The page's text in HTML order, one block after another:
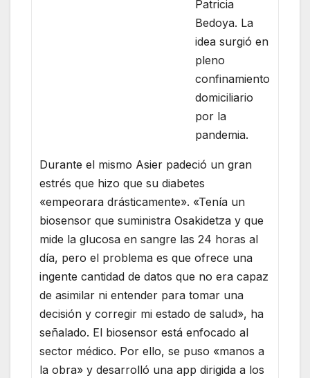
Patricia
Bedoya. La
idea surgió en
pleno
confinamiento
domiciliario
por la
pandemia.
Durante el mismo Asier padeció un gran
estrés que hizo que su diabetes
«empeorara drásticamente». «Tenía un
biosensor que suministra Osakidetza y que
mide la glucosa en sangre las 24 horas al
día, pero el problema es que ofrece una
ingente cantidad de datos que no era capaz
de asimilar ni entender para tomar una
decisión y corregir mi estado de salud», ha
señalado. El biosensor está enfocado al
sector médico. Por ello, se puso «manos a
la obra» y desarrolló una app dirigida a los